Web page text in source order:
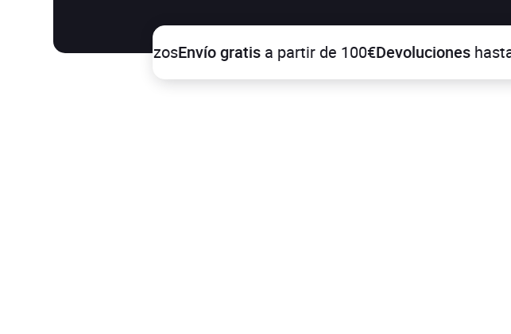
Envío gratisa partir de 100€Devolucioneshasta